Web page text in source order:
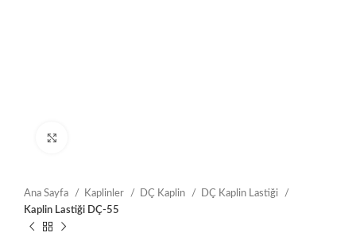
Ana Sayfa Kaplinler DÇ Kaplin
DÇ Kaplin Lastiği
Kaplin Lastiği DÇ-55